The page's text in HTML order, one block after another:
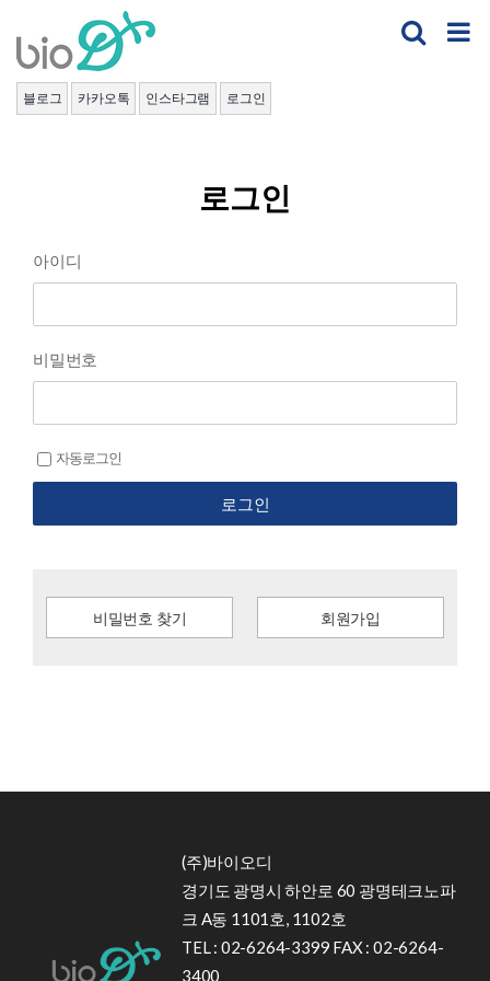
content
블로그 카카오톡 인스타그램 로그인
로그인
아이디
비밀번호
자동로그인
로그인
비밀번호 찾기 회원가입
(주)바이오디
경기도 광명시 하안로 60 광명테크노파
크 A동 1101호, 1102호
TEL : 02-6264-3399 FAX : 02-6264-
3400